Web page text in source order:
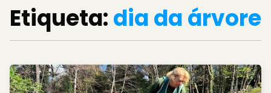
Etiqueta:dia da árvore